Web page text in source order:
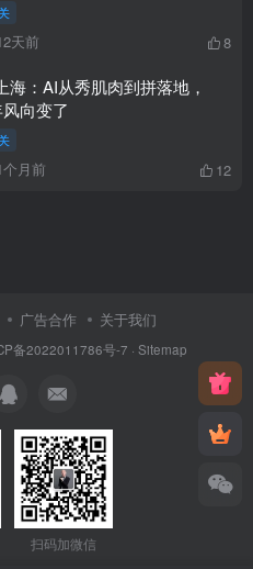
天前 8
海：AI从秀肌肉到拼落地，
向变了
个月前 12
广告合作 关于我们
备2022011786号-7 · Sitemap
扫码加微信